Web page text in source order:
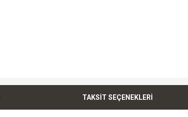
TAKSİT SEÇENEKLERİ